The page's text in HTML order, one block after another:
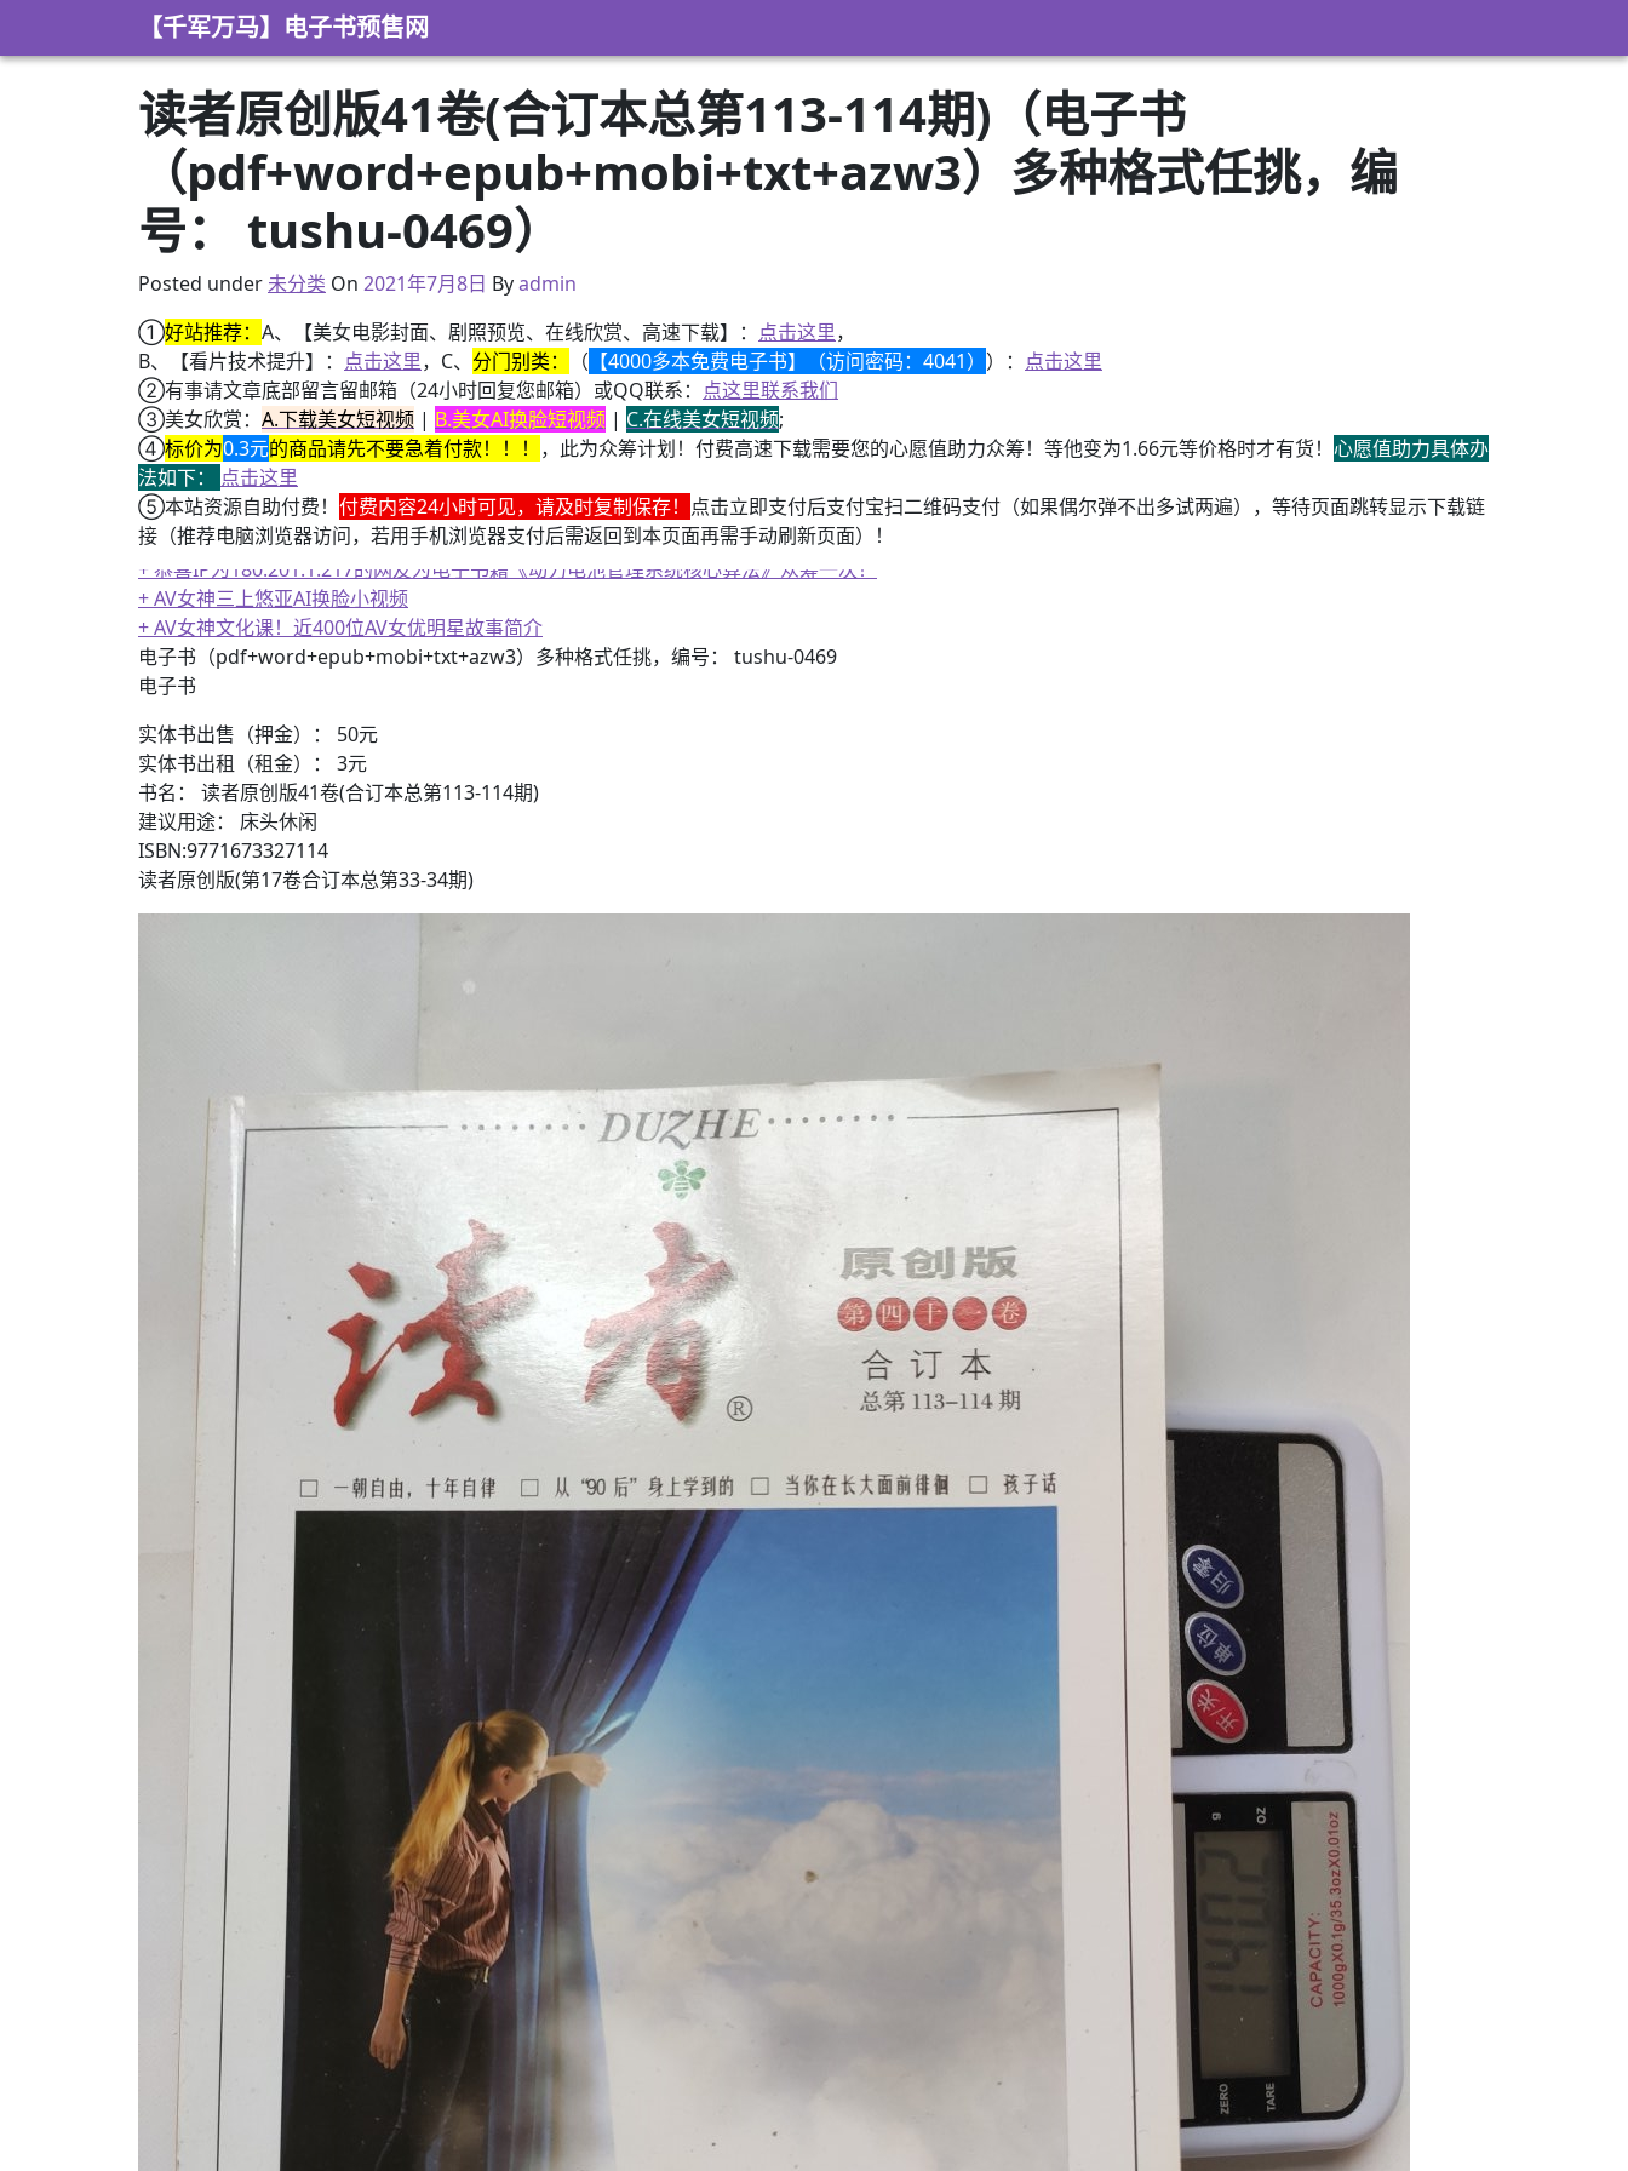
【千军万马】电子书预售网
读者原创版41卷(合订本总第113-114期)（电子书
（pdf+word+epub+mobi+txt+azw3）多种格式任挑，编
号： tushu-0469）
Posted under未分类 On 2021年3月8日
2021年7月8日 Byadmin
①好站推荐： A、【美女电影封面、剧照预览、在线欣赏、高速下载】： 点击这里，
B、【看片技术提升】： 点击这里，C、 分门别类： （ 【4000多本免费电子书】（访问密码：4041） ）： 点击这里
②有事请文章底部留言留邮箱（24小时回复您邮箱）或QQ联系： 点这里联系我们
③美女欣赏： A.下载美女短视频 | B.美女AI换脸短视频 | C.在线美女短视频;
④标价为0.3元的商品请先不要急着付款！！！ ，此为众筹计划！付费高速下载需要您的心愿值助力众筹！等他变为1.66元等价格时才有货！ 心愿值助力具体办
法如下： 点击这里
⑤本站资源自助付费！ 付费内容24小时可见，请及时复制保存！ 点击立即支付后支付宝扫二维码支付（如果偶尔弹不出多试两遍），等待页面跳转显示下载链
接（推荐电脑浏览器访问，若用手机浏览器支付后需返回到本页面再需手动刷新页面）！
+ 恭喜IP为180.201.1.217的网友为电子书籍《动力电池管理系统核心算法》众筹一次！
+ AV女神三上悠亚AI换脸小视频
+ AV女神文化课！近400位AV女优明星故事简介
+ 恭喜IP为180.201.1.217的网友为电子书籍《动力电池管理系统核心算法》众筹一次！
电子书（pdf+word+epub+mobi+txt+azw3）多种格式任挑，编号： tushu-0469
电子书
实体书出售（押金）： 50元
实体书出租（租金）： 3元
书名： 读者原创版41卷(合订本总第113-114期)
建议用途： 床头休闲
ISBN:9771673327114
读者原创版(第17卷合订本总第33-34期)